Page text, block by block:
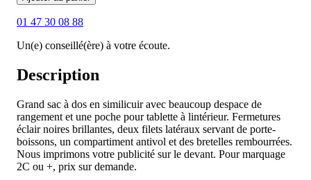
01 47 30 08 88
Un(e) conseillé(ère) à votre écoute.
Description
Grand sac à dos en similicuir avec beaucoup despace de
rangement et une poche pour tablette à lintérieur. Fermetures
éclair noires brillantes, deux filets latéraux servant de porte-
boissons, un compartiment antivol et des bretelles rembourrées.
Nous imprimons votre publicité sur le devant. Pour marquage
2C ou +, prix sur demande.